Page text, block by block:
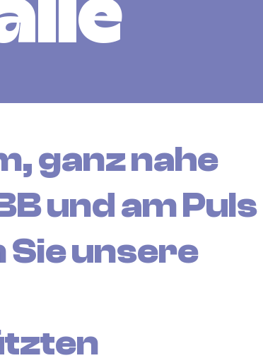
ganz nahe
und am Puls
Sie unsere